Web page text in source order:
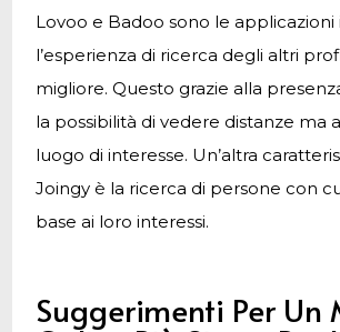
Lovoo e Badoo sono le applicazioni
l’esperienza di ricerca degli altri
migliore. Questo grazie alla
la possibilità di vedere distanze ma
luogo di interesse. Un’altra
Joingy è la ricerca di persone con
base ai loro interessi.
Suggerimenti Per Un